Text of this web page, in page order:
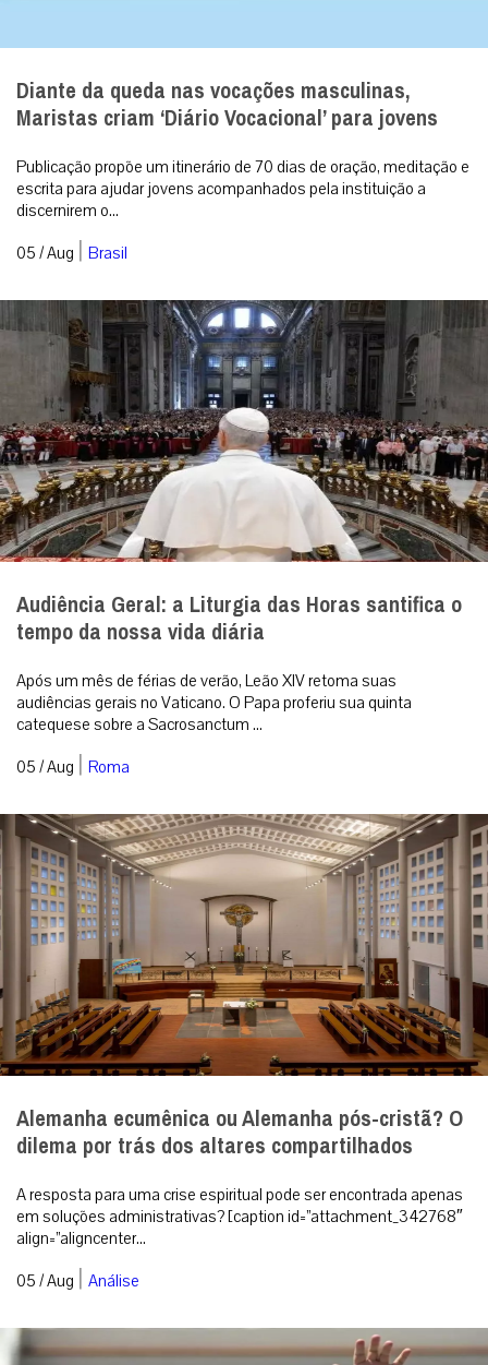
Diante da queda nas vocações masculinas,
Maristas criam ‘Diário Vocacional’ para jovens
Publicação propõe um itinerário de 70 dias de oração, meditação e
escrita para ajudar jovens acompanhados pela instituição a
discernirem o...
05 / Aug | Brasil
Audiência Geral: a Liturgia das Horas santifica o
tempo da nossa vida diária
Após um mês de férias de verão, Leão XIV retoma suas
audiências gerais no Vaticano. O Papa proferiu sua quinta
catequese sobre a Sacrosanctum ...
05 / Aug | Roma
Alemanha ecumênica ou Alemanha pós-cristã? O
dilema por trás dos altares compartilhados
A resposta para uma crise espiritual pode ser encontrada apenas
em soluções administrativas? [caption id=”attachment_342768″
align=”aligncenter...
05 / Aug | Análise